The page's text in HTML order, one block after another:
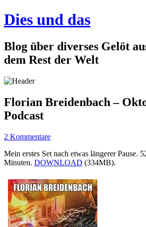
Dies und das
Blog über diverses Gelöt
dem Rest der Welt
Florian Breidenbach –
Podcast
2 Kommentare
Mein erstes Set nach etwas längerer Pause.
Minuten. DOWNLOAD (334MB).